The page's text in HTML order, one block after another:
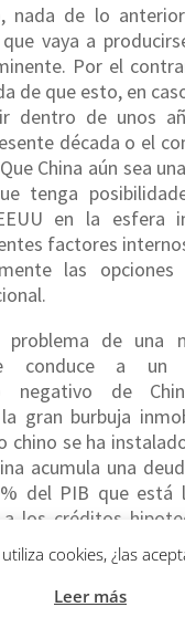
nada de lo
vaya a
Por el
de que esto, en
dentro de unos
década o el
China aún sea
tenga
en la esfera
factores
las
problema de una
conduce a un
negativo de
gran burbuja
chino se ha
acumula una
del PIB que está
los créditos
de los grandes
de numerosas
debt-to-GDP
cookies, ¿las
Leer más